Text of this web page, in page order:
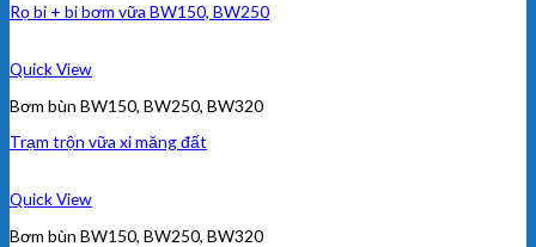
Rọ bi + bi bơm vữa BW150, BW250
Quick View
Bơm bùn BW150, BW250, BW320
Trạm trộn vữa xi măng đất
Quick View
Bơm bùn BW150, BW250, BW320